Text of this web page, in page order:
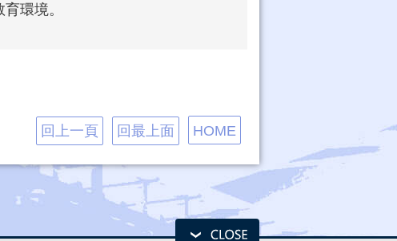
環境。
回上一頁 回最上面 HOME